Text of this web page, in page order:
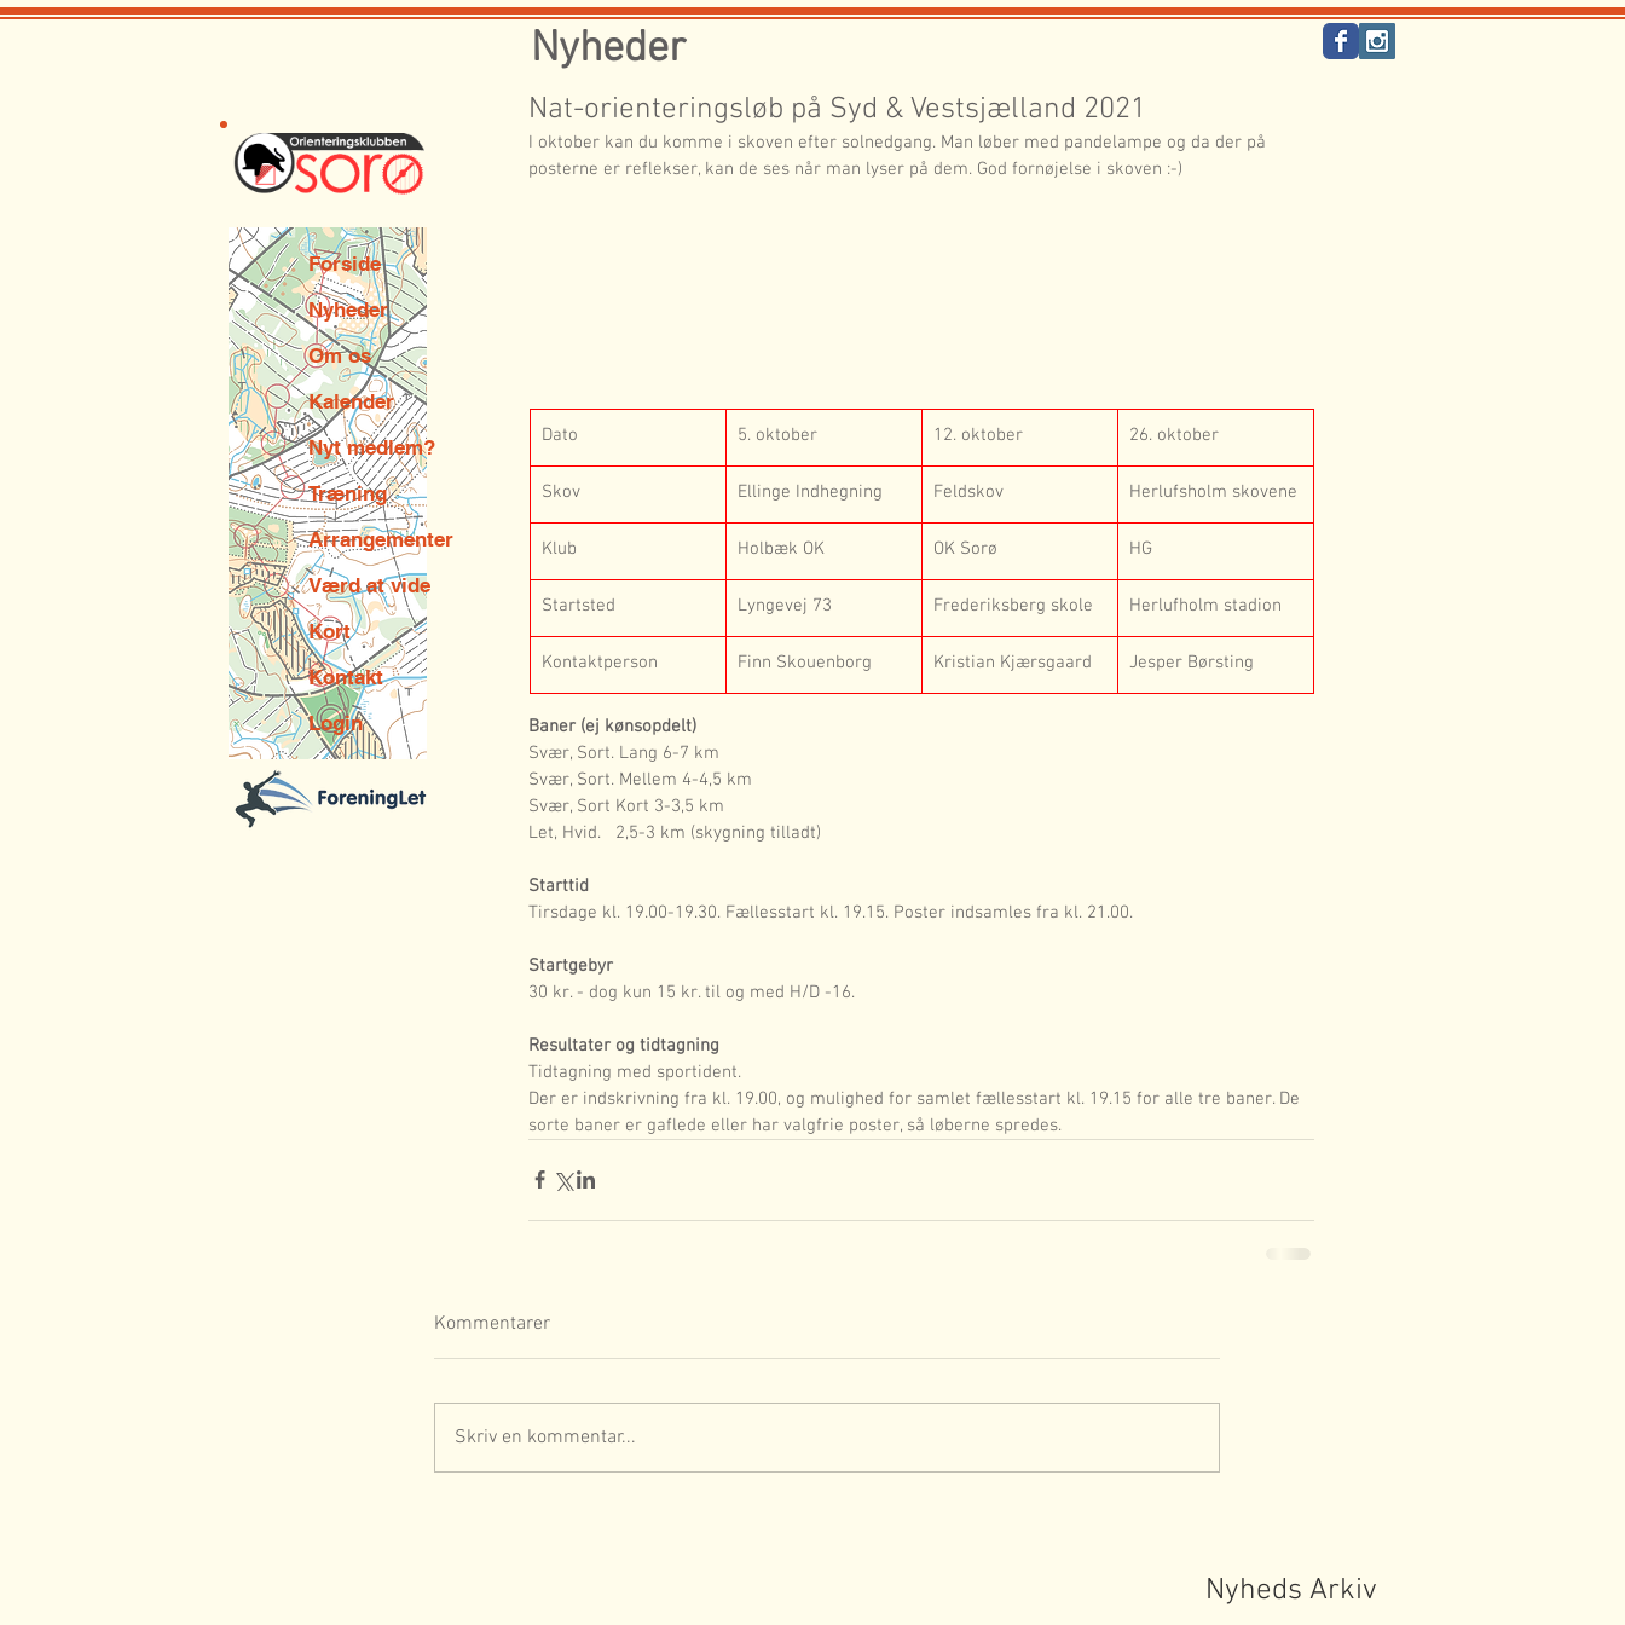
Nyheder
Nat-orienteringsløb på Syd & Vestsjælland 2021
I oktober kan du komme i skoven efter solnedgang. Man løber med pandelampe og da der på
posterne er reflekser, kan de ses når man lyser på dem. God fornøjelse i skoven :-)
Dato 5. oktober 12. oktober 26. oktober
Skov Ellinge Indhegning Feldskov Herlufsholm skovene
Klub Holbæk OK OK Sorø HG
Startsted Lyngevej 73 Frederiksberg skole Herlufholm stadion
Kontaktperson Finn Skouenborg Kristian Kjærsgaard Jesper Børsting
Baner (ej kønsopdelt)
Svær, Sort. Lang 6-7 km
Svær, Sort. Mellem 4-4,5 km
Svær, Sort Kort 3-3,5 km
Let, Hvid.   2,5-3 km (skygning tilladt)
Starttid
Tirsdage kl. 19.00-19.30. Fællesstart kl. 19.15. Poster indsamles fra kl. 21.00.
Startgebyr
30 kr. - dog kun 15 kr. til og med H/D -16.
Resultater og tidtagning
Tidtagning med sportident.
Der er indskrivning fra kl. 19.00, og mulighed for samlet fællesstart kl. 19.15 for alle tre baner. De
sorte baner er gaflede eller har valgfrie poster, så løberne spredes.
Kommentarer
Skriv en kommentar...
Nyheds Arkiv
Forside
Nyheder
Om os
Kalender
Nyt medlem?
Træning
Arrangementer
Værd at vide
Kort
Kontakt
Login